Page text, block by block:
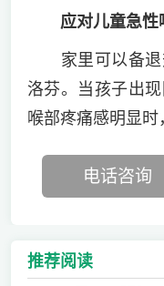
应对儿童急性
家里可以备退
洛芬。当孩子出
喉部疼痛感明显时
电话咨询
推荐阅读